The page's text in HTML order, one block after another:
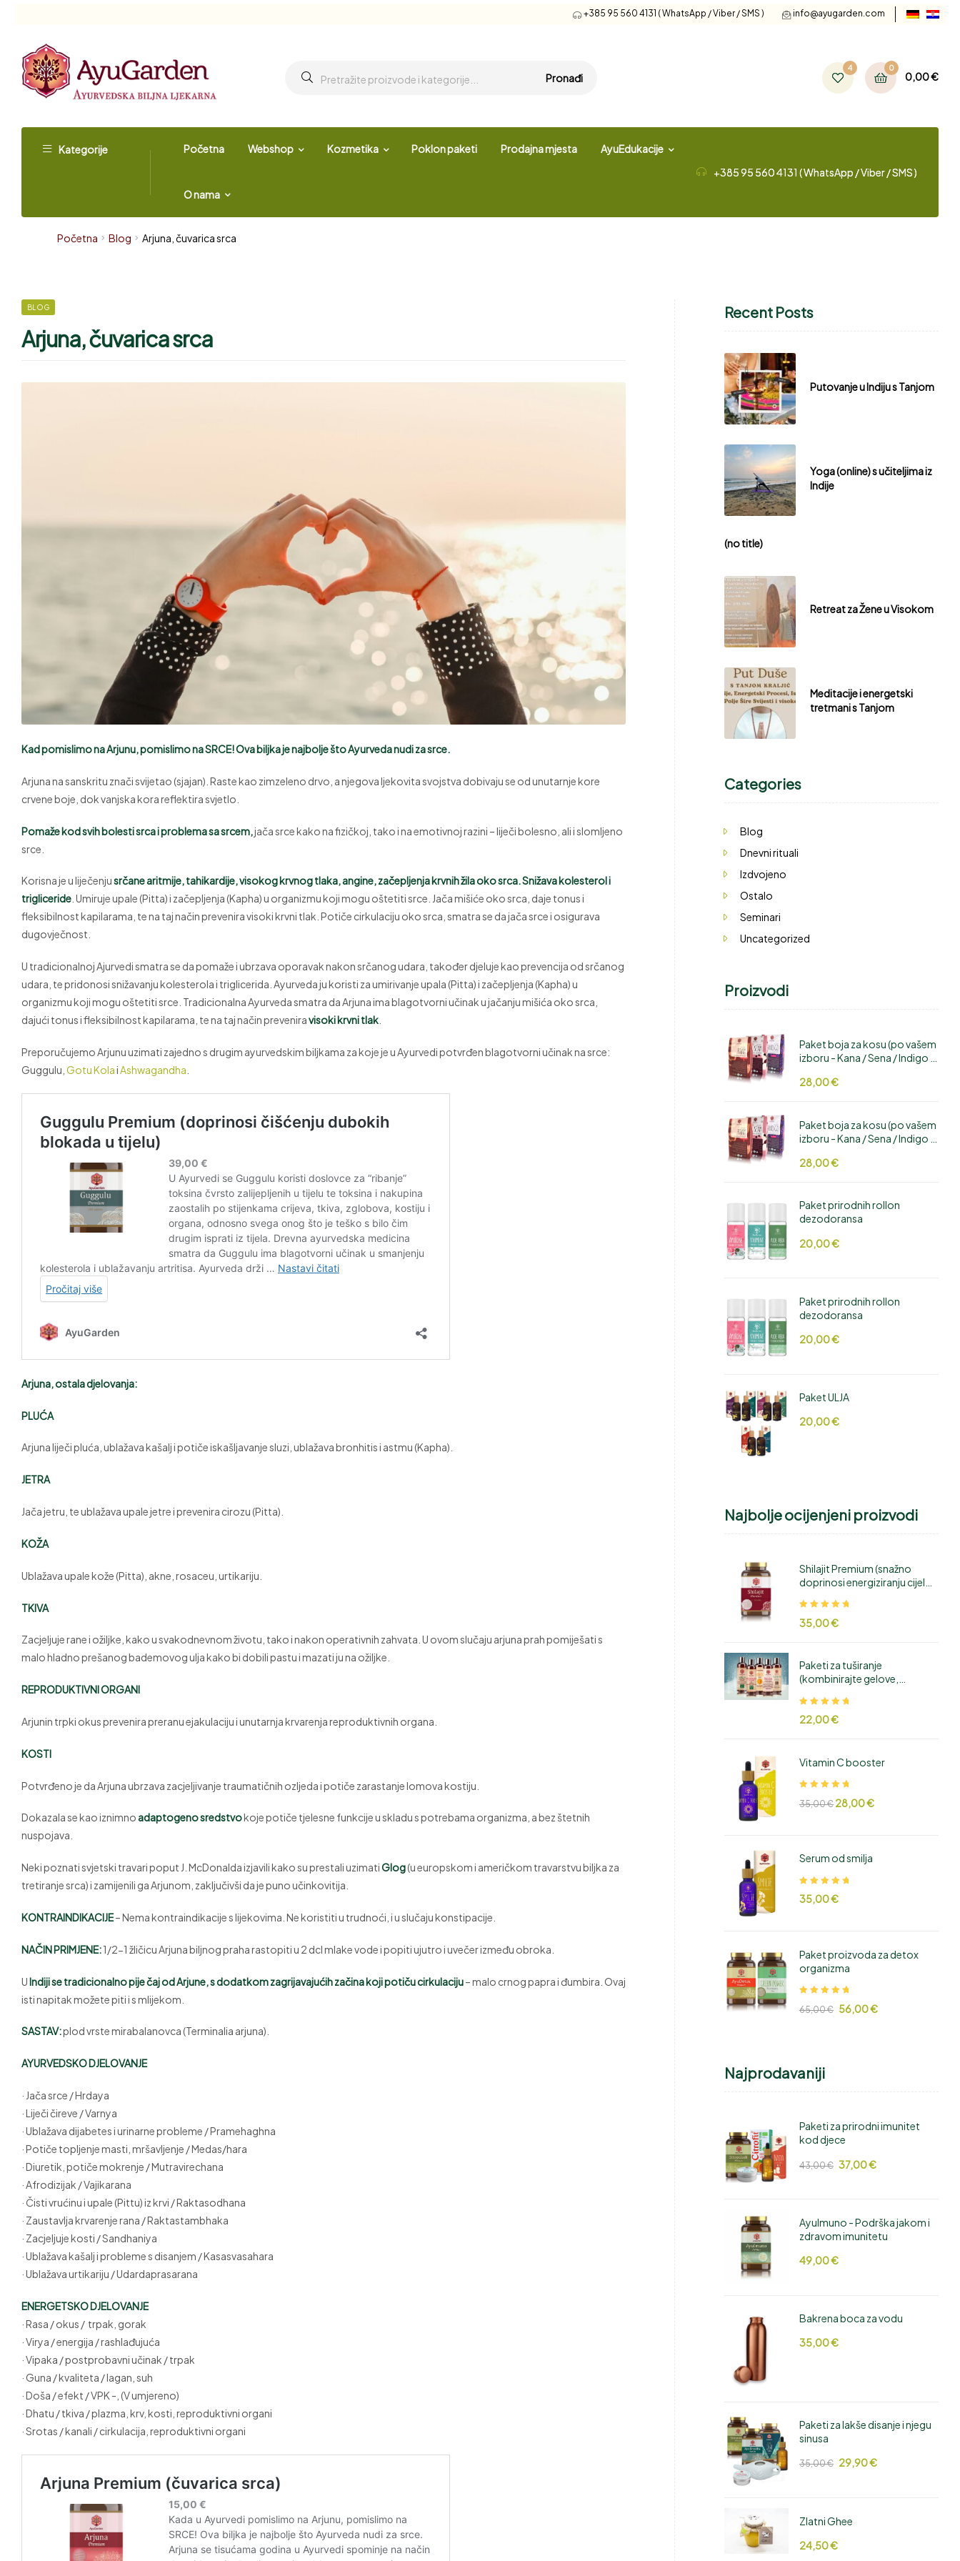
+385 95 560 4131 ( WhatsApp / Viber / SMS ) info@ayugarden.com
Pronađi
4 0
0,00€
Kategorije Početna Webshop Kozmetika Poklon paketi Prodajna mjesta AyuEdukacije
O nama
+385 95 560 4131 ( WhatsApp / Viber / SMS )
Početna Blog Arjuna, čuvarica srca
BLOG
Arjuna, čuvarica srca
Kad pomislimo na Arjunu, pomislimo na SRCE! Ova biljka je najbolje što Ayurveda nudi za srce.
Arjuna na sanskritu znači svijetao (sjajan). Raste kao zimzeleno drvo, a njegova ljekovita svojstva dobivaju se od unutarnje kore
crvene boje, dok vanjska kora reflektira svjetlo.
Pomaže kod svih bolesti srca i problema sa srcem, jača srce kako na fizičkoj, tako i na emotivnoj razini – liječi bolesno, ali i slomljeno
srce.
Korisna je u liječenjusrčane aritmije, tahikardije, visokog krvnog tlaka, angine, začepljenja krvnih žila oko srca.Snižava kolesterol i
trigliceride . Umiruje upale (Pitta) i začepljenja (Kapha) u organizmu koji mogu oštetiti srce. Jača mišiće oko srca, daje tonus i
fleksibilnost kapilarama, te na taj način prevenira visoki krvni tlak. Potiče cirkulaciju oko srca, smatra se da jača srce i osigurava
dugovječnost.
U tradicionalnoj Ajurvedi smatra se da pomaže i ubrzava oporavak nakon srčanog udara, također djeluje kao prevencija od srčanog
udara, te pridonosi snižavanju kolesterola i triglicerida. Ayurveda ju koristi za umirivanje upala (Pitta) i začepljenja (Kapha) u
organizmu koji mogu oštetiti srce. Tradicionalna Ayurveda smatra da Arjuna ima blagotvorni učinak u jačanju mišića oko srca,
dajući tonus i fleksibilnost kapilarama, te na taj način preveniravisoki krvni tlak
Preporučujemo Arjunu uzimati zajedno s drugim ayurvedskim biljkama za koje je u Ayurvedi potvrđen blagotvorni učinak na srce:
Guggulu, Gotu KolaiAshwagandha
Arjuna, ostala djelovanja:
PLUĆA
Arjuna liječi pluća, ublažava kašalj i potiče iskašljavanje sluzi, ublažava bronhitis i astmu (Kapha).
JETRA
Jača jetru, te ublažava upale jetre i prevenira cirozu (Pitta).
KOŽA
Ublažava upale kože (Pitta), akne, rosaceu, urtikariju.
TKIVA
Zacjeljuje rane i ožiljke, kako u svakodnevnom životu, tako i nakon operativnih zahvata. U ovom slučaju arjuna prah pomiješati s
malo hladno prešanog bademovog ulja kako bi dobili pastu i mazati ju na ožiljke.
REPRODUKTIVNI ORGANI
Arjunin trpki okus prevenira preranu ejakulaciju i unutarnja krvarenja reproduktivnih organa.
KOSTI
Potvrđeno je da Arjuna ubrzava zacjeljivanje traumatičnih ozljeda i potiče zarastanje lomova kostiju.
Dokazala se kao iznimnoadaptogeno sredstvokoje potiče tjelesne funkcije u skladu s potrebama organizma, a bez štetnih
nuspojava.
Neki poznati svjetski travari poput J. McDonalda izjavili kako su prestali uzimatiGlog(u europskom i američkom travarstvu biljka za
tretiranje srca) i zamijenili ga Arjunom, zaključivši da je puno učinkovitija.
KONTRAINDIKACIJE– Nema kontraindikacije s lijekovima. Ne koristiti u trudnoći, i u slučaju konstipacije.
NAČIN PRIMJENE:1/2-1 žličicu Arjuna biljnog praha rastopiti u 2 dcl mlake vode i popiti ujutro i uvečer između obroka.
UIndiji se tradicionalno piječajod Arjune,s dodatkom zagrijavajućih začina koji potiču cirkulaciju– malo crnog papra i đumbira. Ovaj
isti napitak možete piti i s mlijekom.
SASTAV:plod vrste mirabalanovca (Terminalia arjuna).
AYURVEDSKO DJELOVANJE
· Jača srce / Hrdaya
· Liječi čireve / Varnya
· Ublažava dijabetes i urinarne probleme / Pramehaghna
· Potiče topljenje masti, mršavljenje / Medas/hara
· Diuretik, potiče mokrenje / Mutravirechana
· Afrodizijak / Vajikarana
· Čisti vrućinu i upale (Pittu) iz krvi / Raktasodhana
· Zaustavlja krvarenje rana / Raktastambhaka
· Zacjeljuje kosti / Sandhaniya
· Ublažava kašalj i probleme s disanjem / Kasasvasahara
· Ublažava urtikariju / Udardaprasarana
ENERGETSKO DJELOVANJE
· Rasa / okus / trpak, gorak
· Virya / energija / rashlađujuća
· Vipaka / postprobavni učinak / trpak
· Guna / kvaliteta / lagan, suh
· Doša / efekt / VPK -, (V umjereno)
· Dhatu / tkiva / plazma, krv, kosti, reproduktivni organi
· Srotas / kanali / cirkulacija, reproduktivni organi
Recent Posts
Putovanje u Indiju s Tanjom
Yoga (online) s učiteljima iz
Indije
(no title)
Retreat za Žene u Visokom
Meditacije i energetski
tretmani s Tanjom
Categories
Blog
Dnevni rituali
Izdvojeno
Ostalo
Seminari
Uncategorized
Proizvodi
Paket boja za kosu (po vašem
izboru - Kana / Sena / Indigo /
Manjistha / Aloe Vera /
28,00€
Paket boja za kosu (po vašem
izboru - Kana / Sena / Indigo /
Manjistha / Aloe Vera /
28,00€
Paket prirodnih rollon
dezodoransa
20,00€
Paket prirodnih rollon
dezodoransa
20,00€
Paket ULJA
20,00€
Najbolje ocijenjeni proizvodi
Shilajit Premium (snažno
doprinosi energiziranju cijelog
5.00od 5
35,00€
Paketi za tuširanje
(kombinirajte gelove,
5.00od 5
22,00€
Vitamin C booster
5.00od 5
35,00€28,00€
Serum od smilja
5.00od 5
35,00€
Paket proizvoda za detox
organizma
5.00od 5
65,00€ 56,00€
Najprodavaniji
Paketi za prirodni imunitet
kod djece
43,00€ 37,00€
AyuImuno - Podrška jakom i
zdravom imunitetu
49,00€
Bakrena boca za vodu
35,00€
Paketi za lakše disanje i njegu
sinusa
35,00€ 29,90€
Zlatni Ghee
24,50€